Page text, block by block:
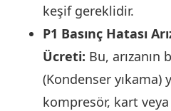
keşif gereklidir.
P1 Basınç Hatası
Ücreti: Bu,
(Kondenser yıkama)
kompresör, kart